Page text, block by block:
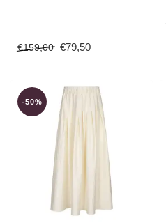
€159,00 €79,50
-50%